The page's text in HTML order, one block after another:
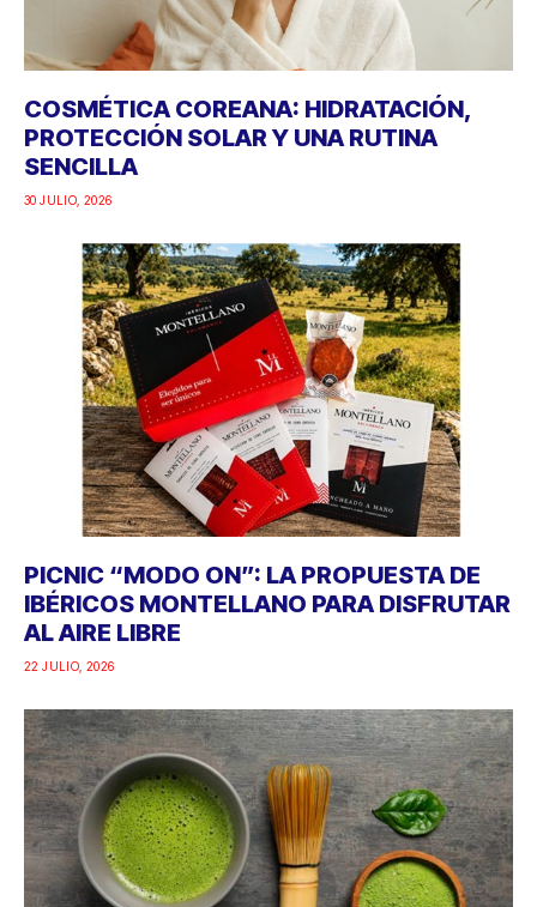
COSMÉTICA COREANA: HIDRATACIÓN,
PROTECCIÓN SOLAR Y UNA RUTINA
SENCILLA
30 JULIO, 2026
PICNIC “MODO ON”: LA PROPUESTA DE
IBÉRICOS MONTELLANO PARA DISFRUTAR
AL AIRE LIBRE
22 JULIO, 2026